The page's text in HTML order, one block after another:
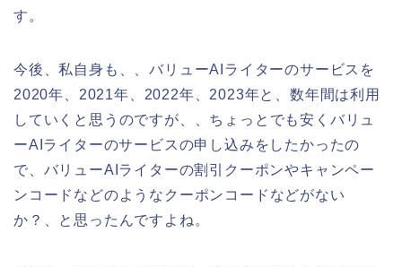
す。
今後、私自身も、、バリューAIライターのサービスを
2020年、2021年、2022年、2023年と、数年間は利用
していくと思うのですが、、ちょっとでも安くバリュ
ーAIライターのサービスの申し込みをしたかったの
で、バリューAIライターの割引クーポンやキャンペー
ンコードなどのようなクーポンコードなどがない
か？、と思ったんですよね。